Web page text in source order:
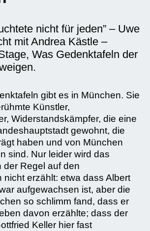
nicht für jeden” – Uwe
mit Andrea Kästle –
Was Gedenktafeln der
gibt es in München. Sie
Künstler,
Widerstandskämpfer, die eine
gewohnt, die
haben und von München
sind. Nur leider wird das
der Regel auf den
nicht erzählt: etwa dass Albert
aufgewachsen ist, aber die
so schlimm fand, dass er
davon erzählte; dass der
Keller hier fast